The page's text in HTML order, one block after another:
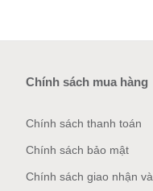
Chính sách mua hàng
Chính sách thanh toán
Chính sách bảo mật
Chính sách giao nhận